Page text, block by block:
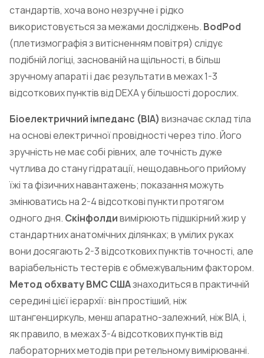
стандартів, хоча воно незручне і рідко
використовується за межами досліджень. BodPod
(плетизмографія з витісненням повітря) слідує
подібній логіці, заснованій на щільності, в більш
зручному апараті і дає результати в межах 1-3
відсоткових пунктів від DEXA у більшості дорослих.
Біоелектричний імпеданс (BIA) визначає склад тіла
на основі електричної провідності через тіло. Його
зручність не має собі рівних, але точність дуже
чутлива до стану гідратації, нещодавнього прийому
їжі та фізичних навантажень; показання можуть
змінюватись на 2-4 відсоткові пункти протягом
одного дня. Скінфолдивимірюють підшкірний жир у
стандартних анатомічних ділянках; в умілих руках
вони досягають 2-3 відсоткових пунктів точності, але
варіабельність тестерів є обмежувальним фактором.
Метод обхвату ВМС СШАзнаходиться в практичній
середині цієї ієрархії: він простіший, ніж
штангенциркуль, менш апаратно-залежний, ніж BIA, і,
як правило, в межах 3-4 відсоткових пунктів від
лабораторних методів при ретельному вимірюванні.